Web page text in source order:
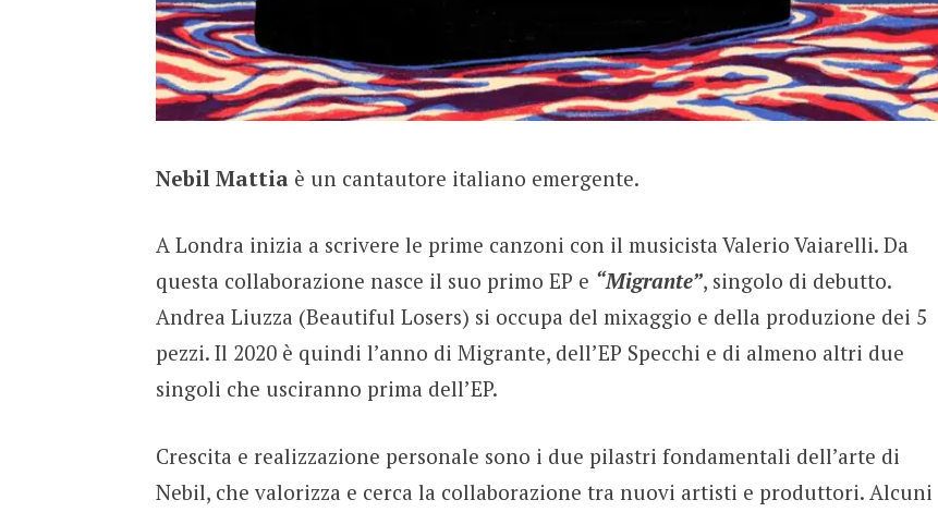
Nebil Mattia è un cantautore italiano emergente.
A Londra inizia a scrivere le prime canzoni con il musicista Valerio Vaiarelli. Da
questa collaborazione nasce il suo primo EP e “Migrante”, singolo di debutto.
Andrea Liuzza (Beautiful Losers) si occupa del mixaggio e della produzione dei 5
pezzi. Il 2020 è quindi l’anno di Migrante, dell’EP Specchi e di almeno altri due
singoli che usciranno prima dell’EP.
Crescita e realizzazione personale sono i due pilastri fondamentali dell’arte di
Nebil, che valorizza e cerca la collaborazione tra nuovi artisti e produttori. Alcuni